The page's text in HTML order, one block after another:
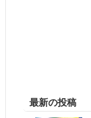
最新の投稿